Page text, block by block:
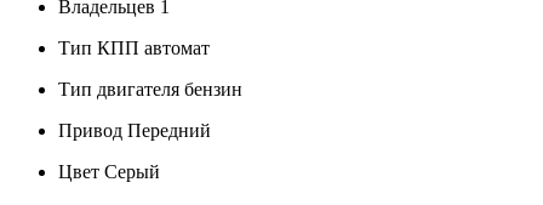
Владельцев 1
Тип КПП автомат
Тип двигателя бензин
Привод Передний
Цвет Серый